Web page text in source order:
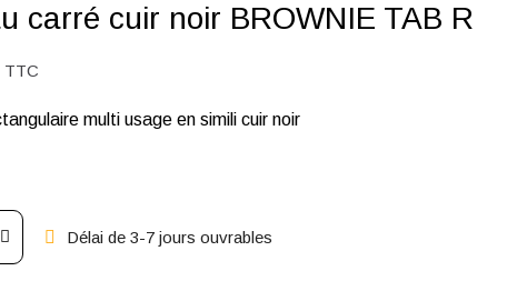
carré cuir noir BROWNIE TAB R
TTC
multi usage en simili cuir noir
Délai de 3-7 jours ouvrables